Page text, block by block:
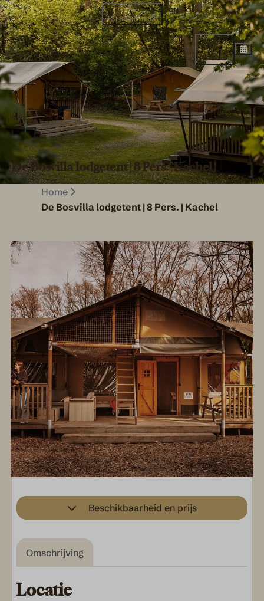
+31 35 20 31 831
MENU
De Bosvilla lodgetent | 8 Pers. | Kachel
Home
De Bosvilla lodgetent | 8 Pers. | Kachel
Beschikbaarheid en prijs
Omschrijving
Locatie